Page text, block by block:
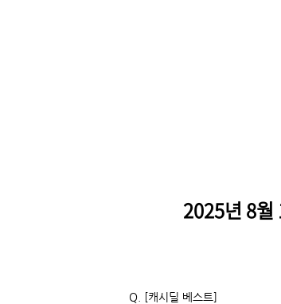
2025년 8월
Q. [캐시딜 베스트]